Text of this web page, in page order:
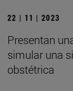
22 | 11 | 2023
Presentan
simular una
obstétrica